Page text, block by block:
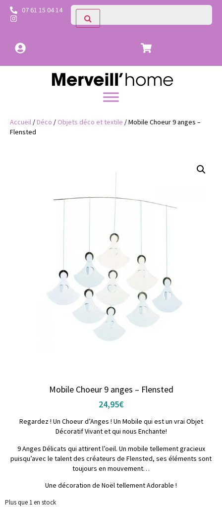
07 61 15 04 14
Accueil /Déco / Objets déco et textile / Mobile Choeur 9 anges –
Flensted
Mobile Choeur 9 anges – Flensted
24,95€
Regardez ! Un Choeur d’Anges ! Un Mobile qui est un vrai Objet
Décoratif Vivant et qui nous Enchante!
9 Anges Délicats qui attirent l’oeil. Un mobile tellement gracieux
puisqu’avec le talent des créateurs de Flensted, ses éléments sont
toujours en mouvement…
Une décoration de Noël tellement Adorable !
Plus que 1 en stock